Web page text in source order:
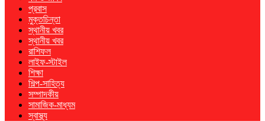
প্রবাস
মুক্তচিন্তা
স্থানীয় খবর
স্থানীয় খবর
রাশিফল
লাইফ-স্টাইল
শিক্ষা
শিল্প-সাহিত্য
সম্পাদকীয়
সামাজিক-মাধ্যম
স্বাস্থ্য